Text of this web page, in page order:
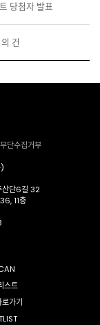
당첨자 발표
건
단수집거부
산단6길 32
11층
스트
가기